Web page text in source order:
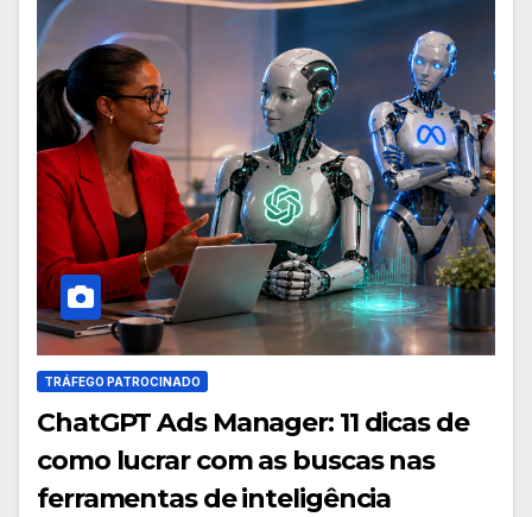
TRÁFEGO PATROCINADO
ChatGPT Ads Manager: 11 dicas de
como lucrar com as buscas nas
ferramentas de inteligência